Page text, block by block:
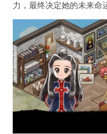
力，最终决定她的未来命